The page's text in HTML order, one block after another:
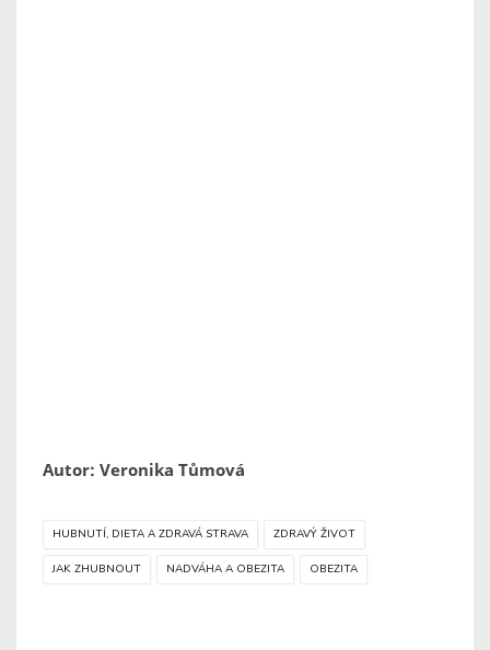
Autor: Veronika Tůmová
HUBNUTÍ, DIETA A ZDRAVÁ STRAVA ZDRAVÝ ŽIVOT
JAK ZHUBNOUT NADVÁHA A OBEZITA OBEZITA